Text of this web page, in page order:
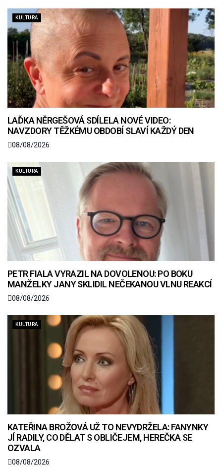
KULTURA
LAĎKA NĚRGEŠOVÁ SDÍLELA NOVÉ VIDEO:
NAVZDORY TĚŽKÉMU OBDOBÍ SLAVÍ KAŽDÝ DEN
08/08/2026
KULTURA
PETR FIALA VYRAZIL NA DOVOLENOU: PO BOKU
MANŽELKY JANY SKLIDIL NEČEKANOU VLNU REAKCÍ
08/08/2026
KULTURA
KATEŘINA BROŽOVÁ UŽ TO NEVYDRŽELA: FANYNKY
JÍ RADILY, CO DĚLAT S OBLIČEJEM, HEREČKA SE
OZVALA
08/08/2026